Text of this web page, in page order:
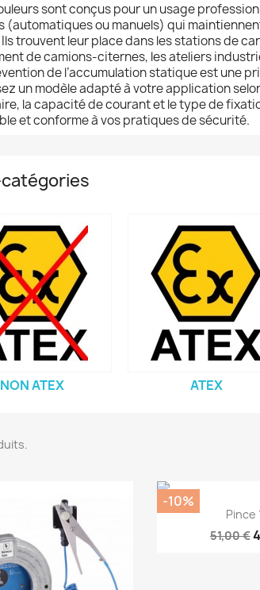
sont conçus pour un usage
(automatiques ou manuels) qui
Ils trouvent leur place dans les stations de
de camions-citernes, les ateliers
de l’accumulation statique est une
un modèle adapté à votre application
la capacité de courant et le type de
et conforme à vos pratiques de sécurité.
NON ATEX ATEX
Pince
51,00 €
-10%